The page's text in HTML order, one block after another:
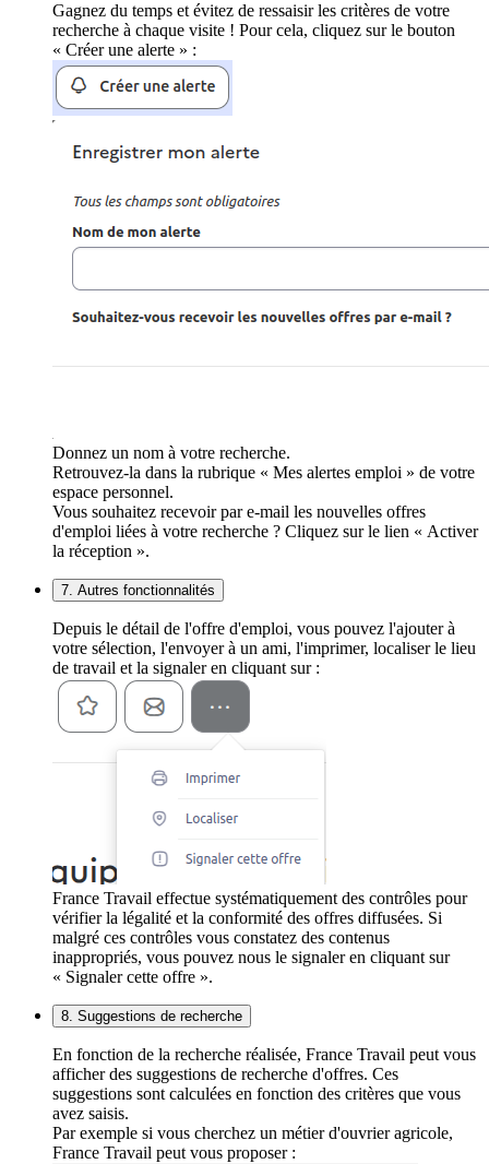
Gagnez du temps et évitez de ressaisir les critères de votre
recherche à chaque visite ! Pour cela, cliquez sur le bouton
« Créer une alerte » :
Donnez un nom à votre recherche.
Retrouvez-la dans la rubrique « Mes alertes emploi » de votre
espace personnel.
Vous souhaitez recevoir par e-mail les nouvelles offres
d'emploi liées à votre recherche ? Cliquez sur le lien « Activer
la réception ».
7. Autres fonctionnalités
Depuis le détail de l'offre d'emploi, vous pouvez l'ajouter à
votre sélection, l'envoyer à un ami, l'imprimer, localiser le lieu
de travail et la signaler en cliquant sur :
France Travail effectue systématiquement des contrôles pour
vérifier la légalité et la conformité des offres diffusées. Si
malgré ces contrôles vous constatez des contenus
inappropriés, vous pouvez nous le signaler en cliquant sur
« Signaler cette offre ».
8. Suggestions de recherche
En fonction de la recherche réalisée, France Travail peut vous
afficher des suggestions de recherche d'offres. Ces
suggestions sont calculées en fonction des critères que vous
avez saisis.
Par exemple si vous cherchez un métier d'ouvrier agricole,
France Travail peut vous proposer :